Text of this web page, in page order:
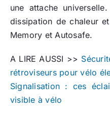
une attache
dissipation de chaleur
Memory et Autosafe.
A LIRE AUSSI >>
rétroviseurs pour vélo
Signalisation : ces
visible à vélo